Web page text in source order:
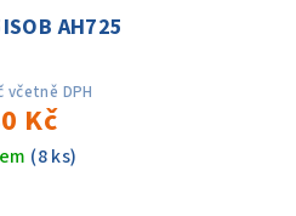
AH725
včetně DPH
Kč
(8 ks)